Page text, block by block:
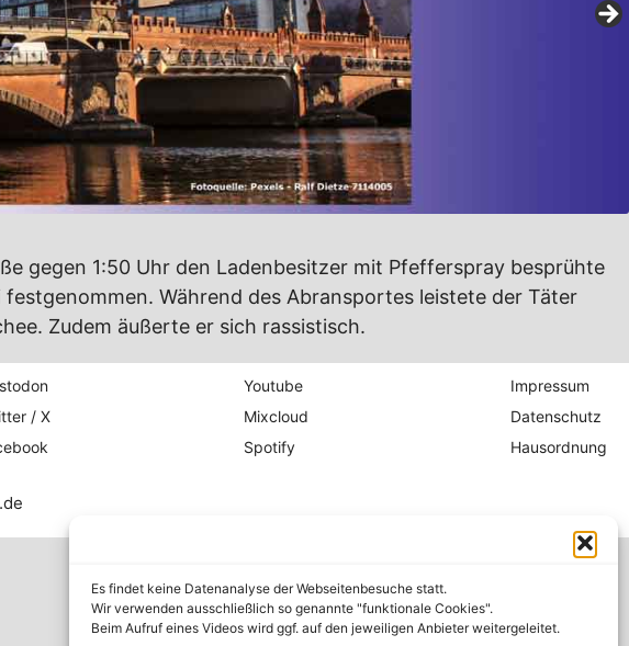
Es findet keine Datenanalyse der Webseitenbesuche statt.
Wir verwenden ausschließlich so genannte "funktionale Cookies".
Beim Aufruf eines Videos wird ggf. auf den jeweiligen Anbieter weitergeleitet.
gegen 1:50 Uhr den Ladenbesitzer mit Pfefferspray besprühte
Während des Abransportes leistete der Täter
Zudem äußerte er sich rassistisch.
/ X
Youtube
Mixcloud
Spotify
Impressum
Datenschutz
Hausordnung